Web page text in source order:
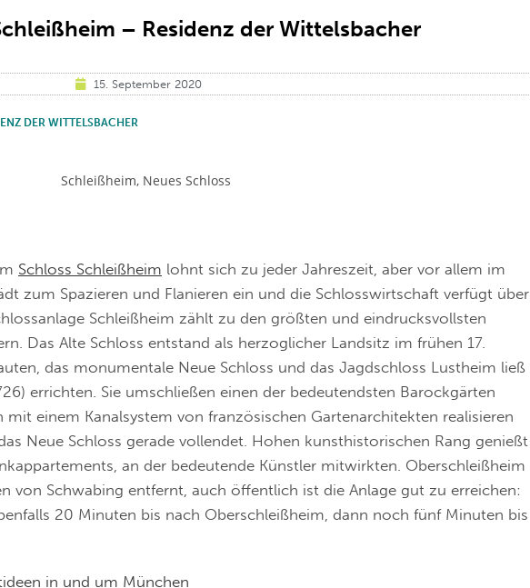
– Residenz der Wittelsbacher
15. September 2020
DER WITTELSBACHER
Schloss Schleißheim lohnt sich zu jeder Jahreszeit, aber vor allem im
zum Spazieren und Flanieren ein und die Schlosswirtschaft verfügt über
Schleißheim zählt zu den größten und eindrucksvollsten
Das Alte Schloss entstand als herzoglicher Landsitz im frühen 17.
das monumentale Neue Schloss und das Jagdschloss Lustheim ließ
errichten. Sie umschließen einen der bedeutendsten Barockgärten
einem Kanalsystem von französischen Gartenarchitekten realisieren
Neue Schloss gerade vollendet. Hohen kunsthistorischen Rang genießt
an der bedeutende Künstler mitwirkten. Oberschleißheim
von Schwabing entfernt, auch öffentlich ist die Anlage gut zu erreichen:
20 Minuten bis nach Oberschleißheim, dann noch fünf Minuten bis
in und um München